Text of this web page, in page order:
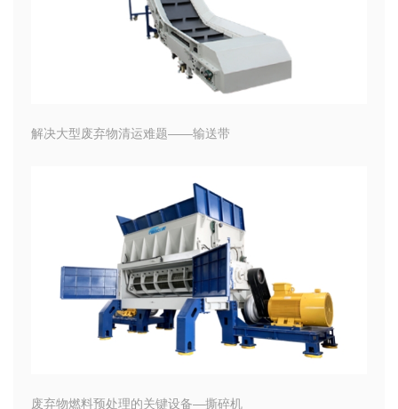
解决大型废弃物清运难题——输送带
废弃物燃料预处理的关键设备—撕碎机